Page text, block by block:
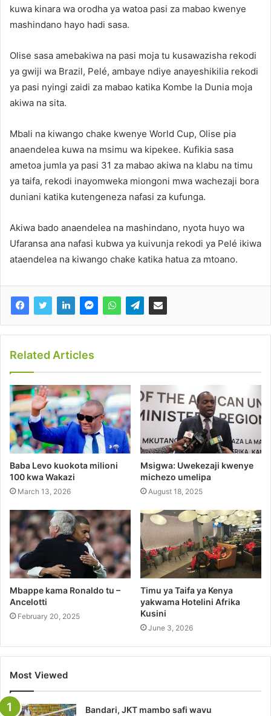
kuwa kinara wa orodha ya watoa pasi za mabao kwenye
mashindano hayo hadi sasa.
Olise sasa amebakiwa na pasi moja tu kusawazisha rekodi
ya gwiji wa Brazil, Pelé, ambaye ndiye anayeshikilia rekodi
ya pasi nyingi zaidi za mabao katika Kombe la Dunia moja
akiwa na sita.
Mbali na kiwango chake kwenye World Cup, Olise pia
anaendelea kuwa na msimu wa kipekee. Kufikia sasa
ametoa jumla ya pasi 31 za mabao akiwa na klabu na timu
ya taifa, rekodi inayomweka miongoni mwa wachezaji bora
duniani katika kutengeneza nafasi za kufunga.
Akiwa bado anaendelea na mashindano, nyota huyo wa
Ufaransa ana nafasi kubwa ya kuivunja rekodi ya Pelé ikiwa
ataendelea na kiwango chake katika hatua za mtoano.
Related Articles
Baba Levo kuokota milioni
100 kwa Wakazi
March 13, 2026
Msigwa: Uwekezaji kwenye
michezo umelipa
August 18, 2025
Mbappe kama Ronaldo tu –
Ancelotti
February 20, 2025
Timu ya Taifa ya Kenya
yakwama Hotelini Afrika
Kusini
June 3, 2026
Most Viewed
Bandari, JKT mambo safi wavu